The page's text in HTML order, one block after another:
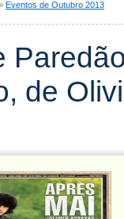
Eventos de Outubro 2013
de